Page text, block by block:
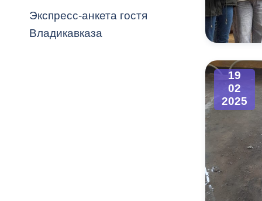
Оценка
местного
Открытые
проверок
Экспресс-анкета гостя
Владикавказа
19
02
2025